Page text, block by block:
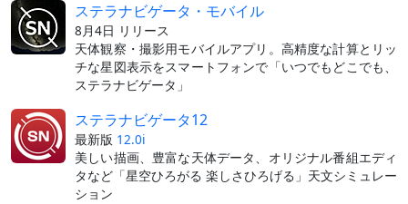
ステラナビゲータ・モバイル
8月4日 リリース
天体観察・撮影用モバイルアプリ。高精度な計算とリッ
チな星図表示をスマートフォンで「いつでもどこでも、
ステラナビゲータ」
ステラナビゲータ12
最新版 12.0i
美しい描画、豊富な天体データ、オリジナル番組エディ
タなど「星空ひろがる 楽しさひろげる」天文シミュレー
ション